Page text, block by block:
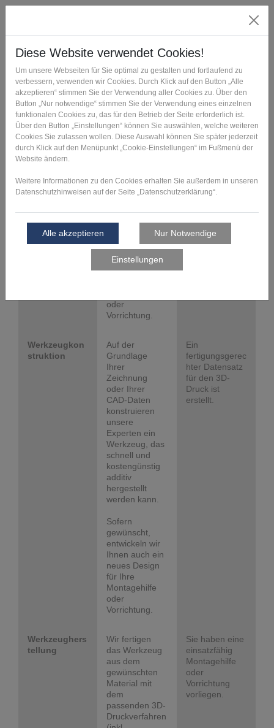
Der Weg zu Ihrer
Montagehilfe
Service Inhalt Ergebnis
Machbarkeits
prüfung
Wir
besprechen mit
Ausgangssituat
ion und
Auf dieser
entwickeln wir
für Sie eine
Empfehlung für
die Herstellung
oder
Vorrichtung.
Sie erhalten
konkrete
notwendige
Anpassungen
Konstruktion
zu den
Werkzeugkon
struktion
Auf der
Grundlage
Ihrer
Zeichnung
oder Ihrer
CAD-Daten
konstruieren
unsere
Experten ein
Werkzeug, das
schnell und
kostengünstig
additiv
hergestellt
werden kann.
Sofern
gewünscht,
entwickeln wir
Ihnen auch ein
neues Design
für Ihre
Montagehilfe
oder
Vorrichtung.
Ein
fertigungsgerec
hter Datensatz
für den 3D-
Druck ist
erstellt.
Werkzeughers
tellung
Wir fertigen
das Werkzeug
aus dem
gewünschten
Material mit
dem
passenden 3D-
Druckverfahren
Sie haben eine
einsatzfähig
Montagehilfe
oder
Vorrichtung
vorliegen.